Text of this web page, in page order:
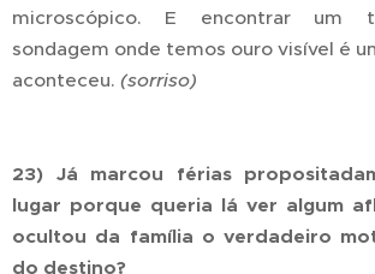
microscópico. E encontrar um
sondagem onde temos ouro visível é
aconteceu. (sorriso)
23) Já marcou férias
lugar porque queria lá ver algum
ocultou da família o verdadeiro
do destino?